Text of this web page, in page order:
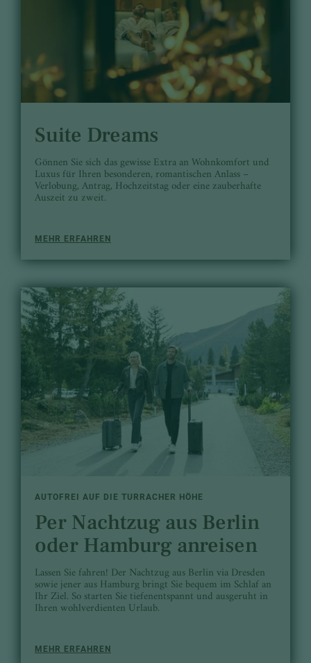
Suite Dreams
Gönnen Sie sich das gewisse Extra an Wohnkomfort und
Luxus für Ihren besonderen, romantischen Anlass –
Verlobung, Antrag, Hochzeitstag oder eine zauberhafte
Auszeit zu zweit.
MEHR ERFAHREN
AUTOFREI AUF DIE TURRACHER HÖHE
Per Nachtzug aus Berlin
oder Hamburg anreisen
Lassen Sie fahren! Der Nachtzug aus Berlin via Dresden
sowie jener aus Hamburg bringt Sie bequem im Schlaf an
Ihr Ziel. So starten Sie tiefenentspannt und ausgeruht in
Ihren wohlverdienten Urlaub.
MEHR ERFAHREN